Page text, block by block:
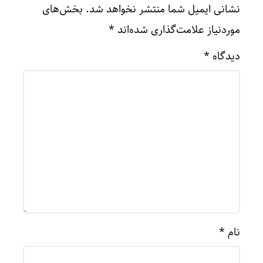
نشانی ایمیل شما منتشر نخواهد شد. بخش‌های
موردنیاز علامت‌گذاری شده‌اند *
دیدگاه *
نام *